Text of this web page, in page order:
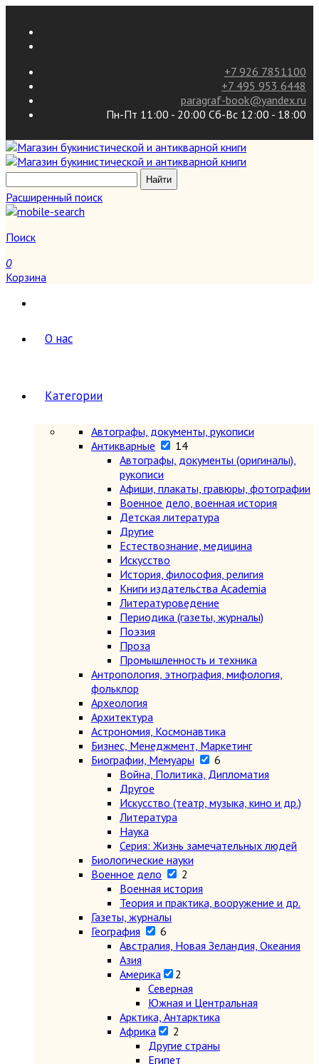
+7 926 7851100
+7 495 953 6448
paragraf-book@yandex.ru
Пн-Пт 11:00 - 20:00 Сб-Вс 12:00 - 18:00
Расширенный поиск
Поиск
0
Корзина
О нас
Категории
Автографы, документы, рукописи
Антикварные
14
Автографы, документы (оригиналы),
рукописи
Афиши, плакаты, гравюры, фотографии
Военное дело, военная история
Детская литература
Другие
Естествознание, медицина
Искусство
История, философия, религия
Книги издательства Academia
Литературоведение
Периодика (газеты, журналы)
Поэзия
Проза
Промышленность и техника
Антропология, этнография, мифология,
фольклор
Археология
Архитектура
Астрономия, Космонавтика
Бизнес, Менеджмент, Маркетинг
Биографии, Мемуары
6
Война, Политика, Дипломатия
Другое
Искусство (театр, музыка, кино и др.)
Литература
Наука
Серия: Жизнь замечательных людей
Биологические науки
Военное дело
2
Военная история
Теория и практика, вооружение и др.
Газеты, журналы
География
6
Австралия, Новая Зеландия, Океания
Азия
Америка
2
Северная
Южная и Центральная
Арктика, Антарктика
Африка
2
Другие страны
Египет